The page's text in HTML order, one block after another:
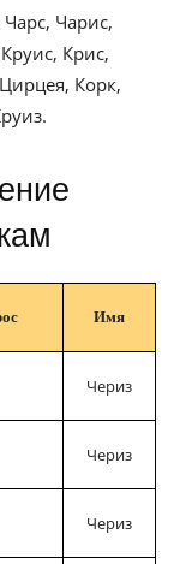
Чарис,
Крис,
Корк,
Имя
Чериз
Чериз
Чериз